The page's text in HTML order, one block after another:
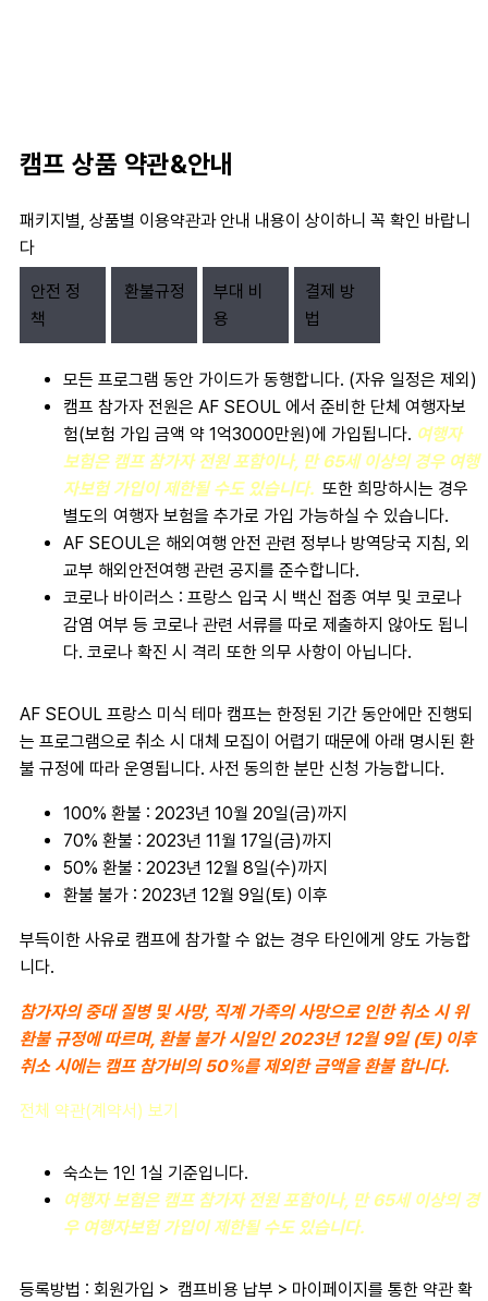
캠프 상품 약관&안내
패키지별, 상품별 이용약관과 안내 내용이 상이하니 꼭 확인 바랍니
다
안전 정
책
환불규정
부대 비
용
결제 방
법
모든 프로그램 동안 가이드가 동행합니다. (자유 일정은 제외)
캠프 참가자 전원은 AF SEOUL 에서 준비한 단체 여행자보
험(보험 가입 금액 약 1억3000만원)에 가입됩니다. 여행자
보험은 캠프 참가자 전원 포함이나, 만 65세 이상의 경우 여행
자보험 가입이 제한될 수도 있습니다. 또한 희망하시는 경우
별도의 여행자 보험을 추가로 가입 가능하실 수 있습니다.
AF SEOUL은 해외여행 안전 관련 정부나 방역당국 지침, 외
교부 해외안전여행 관련 공지를 준수합니다.
코로나 바이러스 : 프랑스 입국 시 백신 접종 여부 및 코로나
감염 여부 등 코로나 관련 서류를 따로 제출하지 않아도 됩니
다. 코로나 확진 시 격리 또한 의무 사항이 아닙니다.
AF SEOUL 프랑스 미식 테마 캠프는 한정된 기간 동안에만 진행되
는 프로그램으로 취소 시 대체 모집이 어렵기 때문에 아래 명시된 환
불 규정에 따라 운영됩니다. 사전 동의한 분만 신청 가능합니다.
100% 환불 : 2023년 10월 20일(금)까지
70% 환불 : 2023년 11월 17일(금)까지
50% 환불 : 2023년 12월 8일(수)까지
환불 불가 : 2023년 12월 9일(토) 이후
부득이한 사유로 캠프에 참가할 수 없는 경우 타인에게 양도 가능합
니다.
참가자의 중대 질병 및 사망, 직계 가족의 사망으로 인한 취소 시 위
환불 규정에 따르며, 환불 불가 시일인 2023년 12월 9일 (토) 이후
취소 시에는 캠프 참가비의 50%를 제외한 금액을 환불 합니다.
전체 약관(계약서) 보기
숙소는 1인 1실 기준입니다.
여행자 보험은 캠프 참가자 전원 포함이나, 만 65세 이상의 경
우 여행자보험 가입이 제한될 수도 있습니다.
등록방법 : 회원가입 > 캠프비용 납부 > 마이페이지를 통한 약관 확